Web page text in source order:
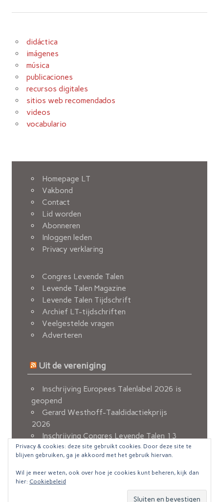
didáctica
imágenes
música
publicaciones
recursos digitales
sitios web recomendados
videos
vocabulario
Homepage LT
Vakbond
Contact
Lid worden
Abonneren
Inloggen leden
Privacy verklaring
Congres Levende Talen
Levende Talen Magazine
Levende Talen Tijdschrift
Archief LT-tijdschriften
Veelgestelde vragen
Adverteren
Uit de vereniging
Inschrijving Europees Talenlabel 2026 is
geopend
Gerard Westhoff-Taaldidactiekprijs
2026
Inschrijving Congres Levende Talen 13
november 2026 geopend
Berichten van de FvOv
Nieuw e-mailadres voor ledenadministratie
zeeFlow Theme
Privacy & cookies: deze site gebruikt cookies. Door deze site te
blijven gebruiken, ga je akkoord met het gebruik hiervan.
Wil je meer weten, ook over hoe je cookies kunt beheren, kijk dan
hier: Cookiebeleid